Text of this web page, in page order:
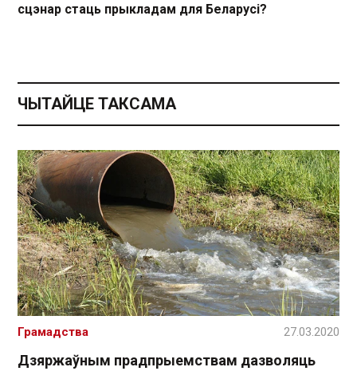
сцэнар стаць прыкладам для Беларусі?
ЧЫТАЙЦЕ ТАКСАМА
Дзяржаўным прадпрыемствам дазволяць
Грамадства 27.03.2020